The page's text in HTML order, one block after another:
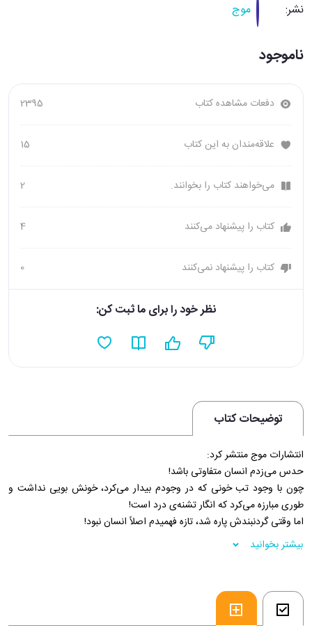
نشر: موج
ناموجود
دفعات مشاهده کتاب 2395
علاقه‌مندان به این کتاب 15
می‌خواهند کتاب را بخوانند. 2
کتاب را پیشنهاد می‌کنند 4
کتاب را پیشنهاد نمی‌کنند 0
نظر خود را برای ما ثبت کن:
توضیحات کتاب
انتشارات موج منتشر کرد:
حدس می‌زدم انسان متفاوتی باشد!
چون با وجود تب خونی که در وجودم بیدار می‌کرد، خونش بویی نداشت و
طوری مبارزه می‌کرد که انگار تشنه‌ی درد است!
اما وقتی گردنبندش پاره شد، تازه فهمیدم اصلاً انسان نبود!
همان‌طور که پسر نبود!
همان‌طور که از من متنفر نبود!
داستان از نبرد دختران آفرید در کنار فرشته‌ی مرگ.
فروشگاه اینترنتی 30بوک
بیشتر بخوانید